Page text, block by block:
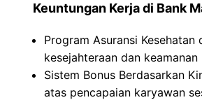
Keuntungan Kerja di Bank
Program Asuransi
kesejahteraan dan
Sistem Bonus Berdasarkan
atas pencapaian karyawan